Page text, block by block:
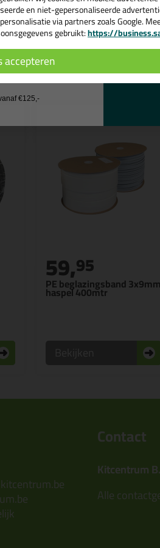
PE beglazingsband 3x9mm
haspel 400mtr
59,95
Contact
Kitcentrum
Alle
en niet-gepersonaliseerde
via partners zoals Google.
gebruikt:https://
accepteren
›
cadeau
€125,-